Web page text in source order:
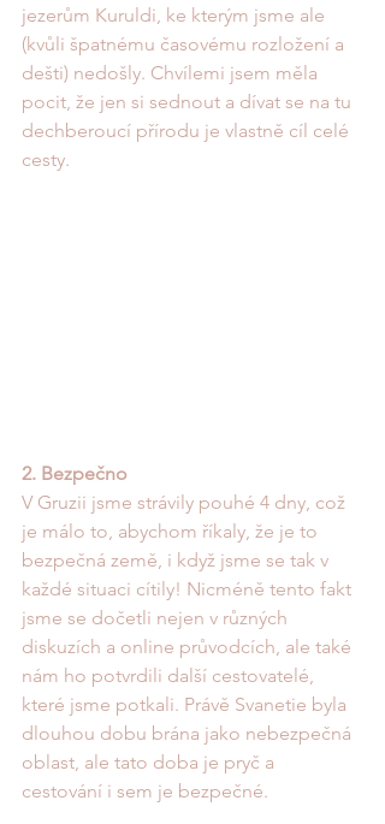
jezerům Kuruldi, ke kterým jsme ale
(kvůli špatnému časovému rozložení a
dešti) nedošly. Chvílemi jsem měla
pocit, že jen si sednout a dívat se na tu
dechberoucí přírodu je vlastně cíl celé
cesty.
2. Bezpečno
V Gruzii jsme strávily pouhé 4 dny, což
je málo to, abychom říkaly, že je to
bezpečná země, i když jsme se tak v
každé situaci cítily! Nicméně tento fakt
jsme se dočetli nejen v různých
diskuzích a online průvodcích, ale také
nám ho potvrdili další cestovatelé,
které jsme potkali. Právě Svanetie byla
dlouhou dobu brána jako nebezpečná
oblast, ale tato doba je pryč a
cestování i sem je bezpečné.